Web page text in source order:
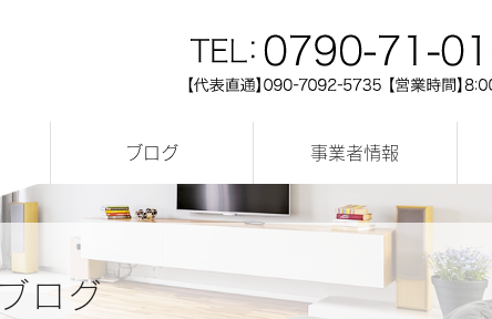
ブログ
リフォーム実績
新築実績
店舗リフォーム実績
完成見学会
お知らせ
事業者情報
ブログ